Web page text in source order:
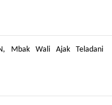
Mbak Wali Ajak Teladani